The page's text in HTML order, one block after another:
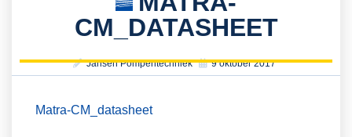
CM_DATASHEET
Jansen Pompentechniek 9 oktober 2017
Matra-CM_datasheet